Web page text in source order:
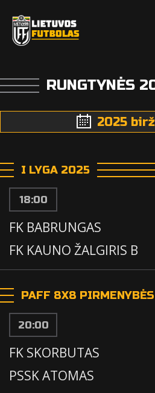
RUNGTYNĖS
2025
I LYGA 2025
18:00
FK BABRUNGAS
FK KAUNO ŽALGIRIS B
PAFF 8X8
20:00
FK SKORBUTAS
PSSK ATOMAS